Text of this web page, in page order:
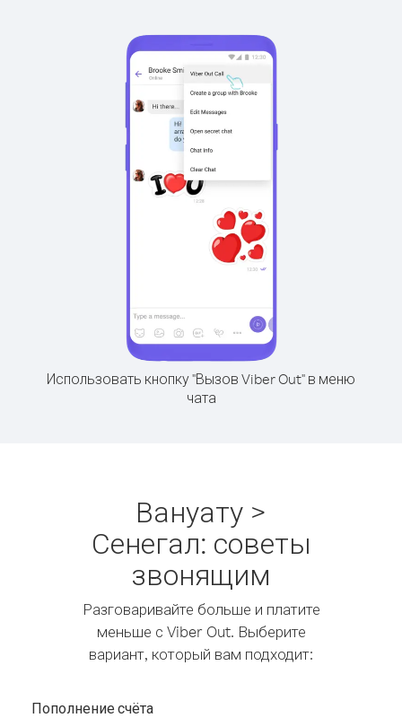
Использовать кнопку "Вызов Viber Out" в меню
чата
Вануату >
Сенегал: советы
звонящим
Разговаривайте больше и платите
меньше с Viber Out. Выберите
вариант, который вам подходит:
Пополнение счёта